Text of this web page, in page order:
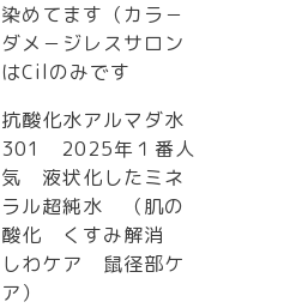
染めてます（カラ－
ダメ－ジレスサロン
はCilのみです
抗酸化水アルマダ水
301 2025年１番人
気 液状化したミネ
ラル超純水 （肌の
酸化 くすみ解消
しわケア 鼠径部ケ
ア）